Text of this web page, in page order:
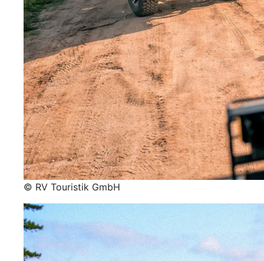
© RV Touristik GmbH